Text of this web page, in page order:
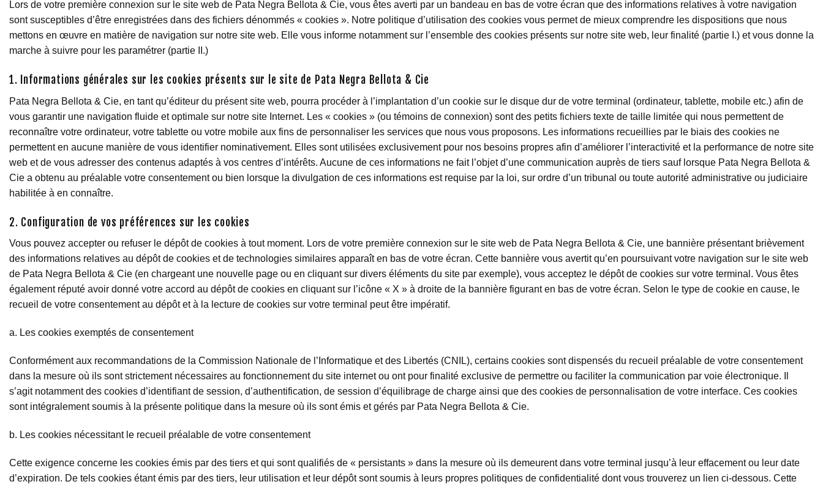
Lors de votre première connexion sur le site web de Pata Negra Bellota & Cie, vous êtes averti par un bandeau en bas de votre écran que des informations relatives à votre navigation
sont susceptibles d’être enregistrées dans des fichiers dénommés « cookies ». Notre politique d’utilisation des cookies vous permet de mieux comprendre les dispositions que nous
mettons en œuvre en matière de navigation sur notre site web. Elle vous informe notamment sur l’ensemble des cookies présents sur notre site web, leur finalité (partie I.) et vous donne la
marche à suivre pour les paramétrer (partie II.)
1. Informations générales sur les cookies présents sur le site de Pata Negra Bellota & Cie
Pata Negra Bellota & Cie, en tant qu’éditeur du présent site web, pourra procéder à l’implantation d’un cookie sur le disque dur de votre terminal (ordinateur, tablette, mobile etc.) afin de
vous garantir une navigation fluide et optimale sur notre site Internet. Les « cookies » (ou témoins de connexion) sont des petits fichiers texte de taille limitée qui nous permettent de
reconnaître votre ordinateur, votre tablette ou votre mobile aux fins de personnaliser les services que nous vous proposons. Les informations recueillies par le biais des cookies ne
permettent en aucune manière de vous identifier nominativement. Elles sont utilisées exclusivement pour nos besoins propres afin d’améliorer l’interactivité et la performance de notre site
web et de vous adresser des contenus adaptés à vos centres d’intérêts. Aucune de ces informations ne fait l’objet d’une communication auprès de tiers sauf lorsque Pata Negra Bellota &
Cie a obtenu au préalable votre consentement ou bien lorsque la divulgation de ces informations est requise par la loi, sur ordre d’un tribunal ou toute autorité administrative ou judiciaire
habilitée à en connaître.
2. Configuration de vos préférences sur les cookies
Vous pouvez accepter ou refuser le dépôt de cookies à tout moment. Lors de votre première connexion sur le site web de Pata Negra Bellota & Cie, une bannière présentant brièvement
des informations relatives au dépôt de cookies et de technologies similaires apparaît en bas de votre écran. Cette bannière vous avertit qu’en poursuivant votre navigation sur le site web
de Pata Negra Bellota & Cie (en chargeant une nouvelle page ou en cliquant sur divers éléments du site par exemple), vous acceptez le dépôt de cookies sur votre terminal. Vous êtes
également réputé avoir donné votre accord au dépôt de cookies en cliquant sur l’icône « X » à droite de la bannière figurant en bas de votre écran. Selon le type de cookie en cause, le
recueil de votre consentement au dépôt et à la lecture de cookies sur votre terminal peut être impératif.
a. Les cookies exemptés de consentement
Conformément aux recommandations de la Commission Nationale de l’Informatique et des Libertés (CNIL), certains cookies sont dispensés du recueil préalable de votre consentement
dans la mesure où ils sont strictement nécessaires au fonctionnement du site internet ou ont pour finalité exclusive de permettre ou faciliter la communication par voie électronique. Il
s’agit notamment des cookies d’identifiant de session, d’authentification, de session d’équilibrage de charge ainsi que des cookies de personnalisation de votre interface. Ces cookies
sont intégralement soumis à la présente politique dans la mesure où ils sont émis et gérés par Pata Negra Bellota & Cie.
b. Les cookies nécessitant le recueil préalable de votre consentement
Cette exigence concerne les cookies émis par des tiers et qui sont qualifiés de « persistants » dans la mesure où ils demeurent dans votre terminal jusqu’à leur effacement ou leur date
d’expiration. De tels cookies étant émis par des tiers, leur utilisation et leur dépôt sont soumis à leurs propres politiques de confidentialité dont vous trouverez un lien ci-dessous. Cette